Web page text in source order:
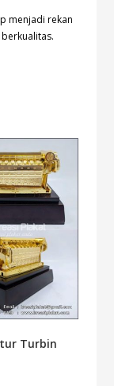
menjadi rekan
Turbin